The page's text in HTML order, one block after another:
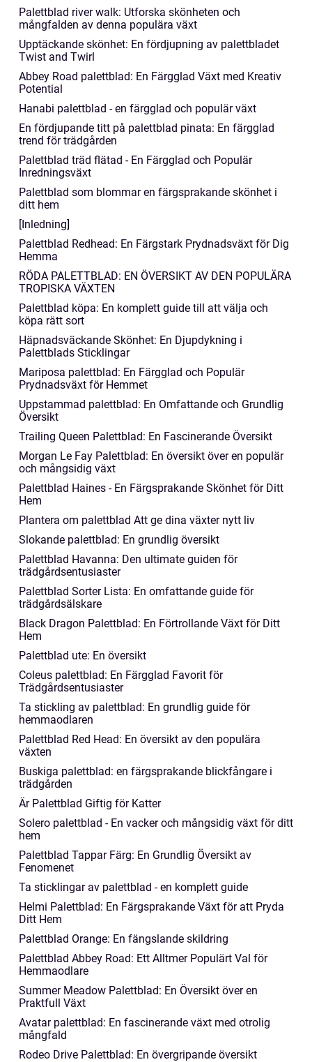
Palettblad river walk: Utforska skönheten och
mångfalden av denna populära växt
Upptäckande skönhet: En fördjupning av palettbladet
Twist and Twirl
Abbey Road palettblad: En Färgglad Växt med Kreativ
Potential
Hanabi palettblad - en färgglad och populär växt
En fördjupande titt på palettblad pinata: En färgglad
trend för trädgården
Palettblad träd flätad - En Färgglad och Populär
Inredningsväxt
Palettblad som blommar en färgsprakande skönhet i
ditt hem
[Inledning]
Palettblad Redhead: En Färgstark Prydnadsväxt för Dig
Hemma
RÖDA PALETTBLAD: EN ÖVERSIKT AV DEN POPULÄRA
TROPISKA VÄXTEN
Palettblad köpa: En komplett guide till att välja och
köpa rätt sort
Häpnadsväckande Skönhet: En Djupdykning i
Palettblads Sticklingar
Mariposa palettblad: En Färgglad och Populär
Prydnadsväxt för Hemmet
Uppstammad palettblad: En Omfattande och Grundlig
Översikt
Trailing Queen Palettblad: En Fascinerande Översikt
Morgan Le Fay Palettblad: En översikt över en populär
och mångsidig växt
Palettblad Haines - En Färgsprakande Skönhet för Ditt
Hem
Plantera om palettblad Att ge dina växter nytt liv
Slokande palettblad: En grundlig översikt
Palettblad Havanna: Den ultimate guiden för
trädgårdsentusiaster
Palettblad Sorter Lista: En omfattande guide för
trädgårdsälskare
Black Dragon Palettblad: En Förtrollande Växt för Ditt
Hem
Palettblad ute: En översikt
Coleus palettblad: En Färgglad Favorit för
Trädgårdsentusiaster
Ta stickling av palettblad: En grundlig guide för
hemmaodlaren
Palettblad Red Head: En översikt av den populära
växten
Buskiga palettblad: en färgsprakande blickfångare i
trädgården
Är Palettblad Giftig för Katter
Solero palettblad - En vacker och mångsidig växt för ditt
hem
Palettblad Tappar Färg: En Grundlig Översikt av
Fenomenet
Ta sticklingar av palettblad - en komplett guide
Helmi Palettblad: En Färgsprakande Växt för att Pryda
Ditt Hem
Palettblad Orange: En fängslande skildring
Palettblad Abbey Road: Ett Alltmer Populärt Val för
Hemmaodlare
Summer Meadow Palettblad: En Översikt över en
Praktfull Växt
Avatar palettblad: En fascinerande växt med otrolig
mångfald
Rodeo Drive Palettblad: En övergripande översikt